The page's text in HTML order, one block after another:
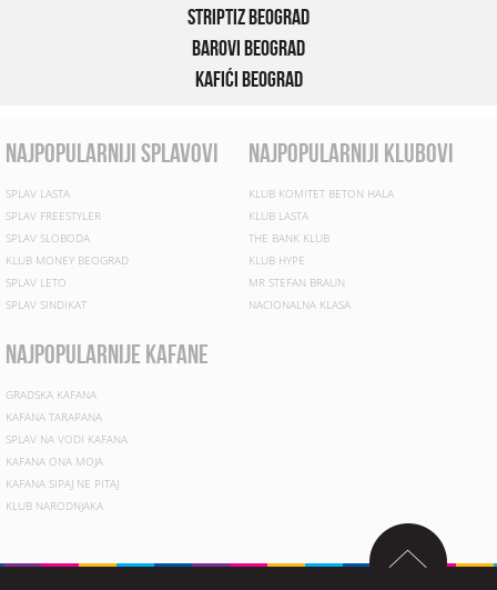
Striptiz Beograd
Barovi Beograd
Kafići Beograd
najpopularniji splavovi
SPLAV LASTA
SPLAV FREESTYLER
SPLAV SLOBODA
KLUB MONEY BEOGRAD
SPLAV LETO
SPLAV SINDIKAT
najpopularniji klubovi
KLUB KOMITET BETON HALA
KLUB LASTA
THE BANK KLUB
KLUB HYPE
MR STEFAN BRAUN
NACIONALNA KLASA
najpopularnije kafane
GRADSKA KAFANA
KAFANA TARAPANA
SPLAV NA VODI KAFANA
KAFANA ONA MOJA
KAFANA SIPAJ NE PITAJ
KLUB NARODNJAKA